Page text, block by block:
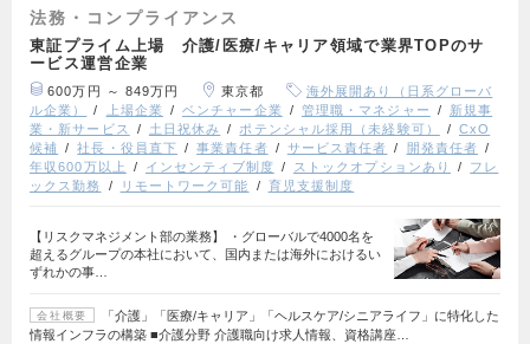
法務・コンプライアンス
東証プライム上場 介護/医療/キャリア領域で業界TOPのサ
ービス運営企業
600万円 ～ 849万円 東京都
海外展開あり（日系グローバ
ル企業）
上場企業 ベンチャー企業 管理職・マネジャー
新規事
業・新サービス
土日祝休み ポテンシャル採用（未経験可）
CxO
候補
社長・役員直下 事業責任者 サービス責任者
開発責任者
年収600万以上
インセンティブ制度 ストックオプションあり
フレ
ックス勤務
リモートワーク可能 育児支援制度
【リスクマネジメント部の業務】 ・グローバルで4000名を
超えるグループの本社において、国内または海外におけるい
ずれかの事…
会社概要
「介護」「医療/キャリア」「ヘルスケア/シニアライフ」に特化した
情報インフラの構築 ■介護分野 介護職向け求人情報、資格講座…